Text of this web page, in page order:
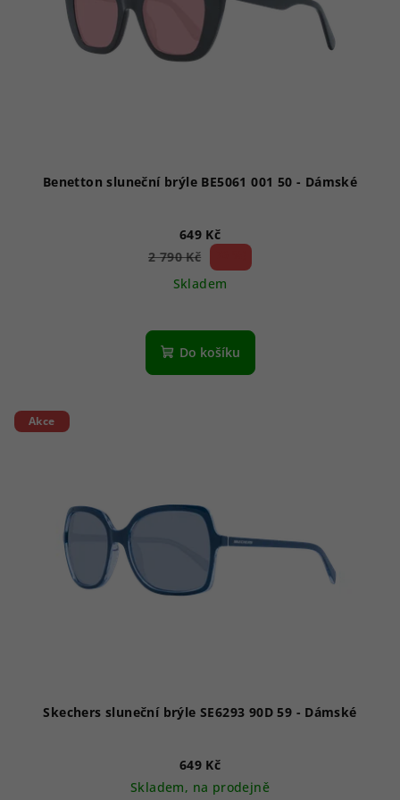
Benetton sluneční brýle BE5061 001 50 - Dámské
649 Kč
2 790 Kč
Skladem
Do košíku
Akce
Skechers sluneční brýle SE6293 90D 59 - Dámské
649 Kč
Skladem, na prodejně